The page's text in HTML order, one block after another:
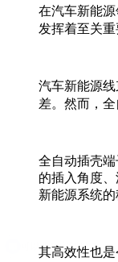
在汽车新能
发挥着至关重
汽车新能源
差。然而，
全自动插壳
的插入角度
新能源系统的
其高效性也